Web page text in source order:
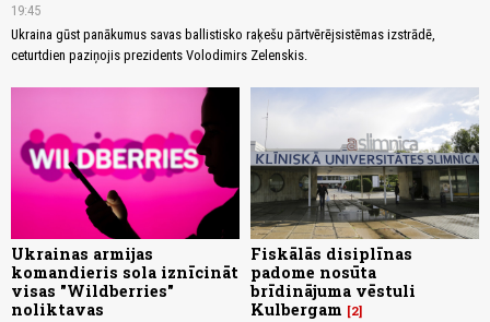
19:45
Ukraina gūst panākumus savas ballistisko raķešu pārtvērējsistēmas izstrādē,
ceturtdien paziņojis prezidents Volodimirs Zelenskis.
Ukrainas armijas
komandieris sola iznīcināt
visas "Wildberries"
noliktavas
Fiskālās disiplīnas
padome nosūta
brīdinājuma vēstuli
Kulbergam
2